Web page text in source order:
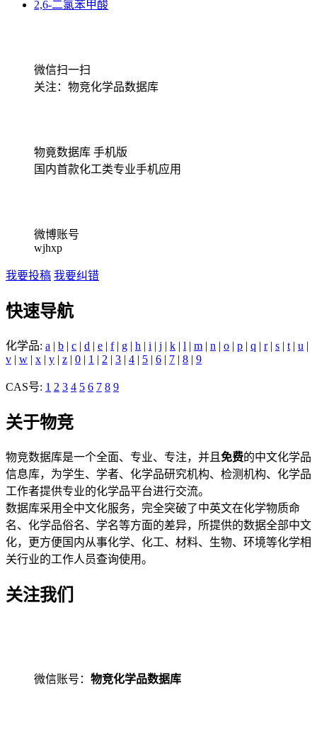
2,6-二氯苯甲酸
微信扫一扫
关注：物竞化学品数据库
物竟数据库 手机版
国内首款化工类专业手机应用
微博账号
wjhxp
我要投稿 我要纠错
快速导航
化学品: a | b | c | d | e | f| g | h | i | j | k | l | m | n | o | p | q | r| s | t | u |
v | w | x | y | z | 0 | 1 | 2 | 3 | 4 | 5 | 6 | 7 | 8 | 9
CAS号: 1 2 3 4 5 6 7 8 9
关于物竞
物竞数据库是一个全面、专业、专注，并且 免费的中文化学品
信息库，为学生、学者、化学品研究机构、检测机构、化学品
工作者提供专业的化学品平台进行交流。
数据库采用全中文化服务，完全突破了中英文在化学物质命
名、化学品俗名、学名等方面的差异，所提供的数据全部中文
化，更方便国内从事化学、化工、材料、生物、环境等化学相
关行业的工作人员查询使用。
关注我们
微信账号： 物竞化学品数据库